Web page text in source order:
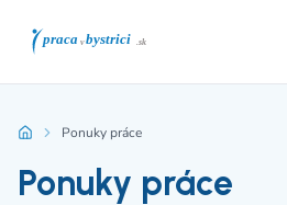
Ponuky práce
Ponuky práce